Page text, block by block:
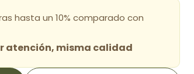
hasta un 10% comparado con
atención, misma calidad